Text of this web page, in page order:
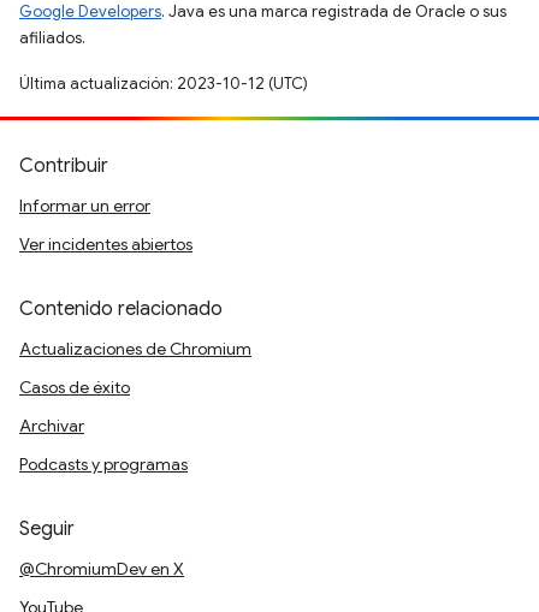
Google Developers. Java es una marca registrada de Oracle o sus
afiliados.
Última actualización: 2023-10-12 (UTC)
Contribuir
Informar un error
Ver incidentes abiertos
Contenido relacionado
Actualizaciones de Chromium
Casos de éxito
Archivar
Podcasts y programas
Seguir
@ChromiumDev en X
YouTube